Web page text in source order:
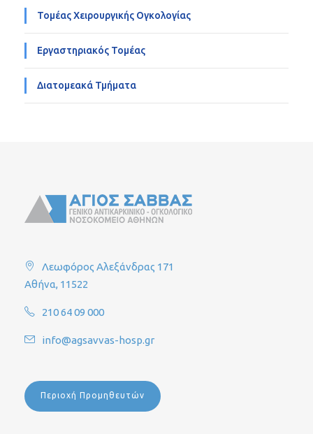
Τομέας Χειρουργικής Ογκολογίας
Εργαστηριακός Τομέας
Διατομεακά Τμήματα
Λεωφόρος Αλεξάνδρας 171
Αθήνα, 11522
210 64 09 000
info@agsavvas-hosp.gr
Περιοχή Προμηθευτών